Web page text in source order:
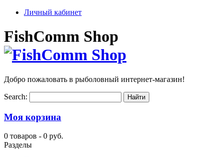
Личный кабинет
FishComm Shop
Добро пожаловать в рыболовный интернет-магазин!
Search:
Моя корзина
0 товаров - 0 руб.
Разделы